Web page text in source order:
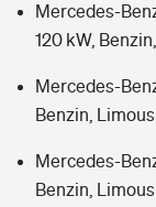
Mercedes-
120 kW,
Mercedes-
Benzin,
Mercedes-
Benzin,